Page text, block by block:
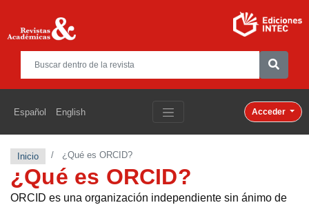
Español English Acceder
Inicio ¿Qué es ORCID?
¿Qué es ORCID?
ORCID es una organización independiente sin ánimo de